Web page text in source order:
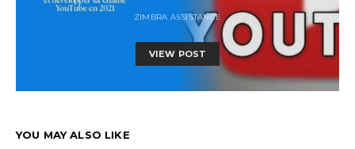
ZIMBRA ASSISTANCE
VIEW POST
YOU MAY ALSO LIKE